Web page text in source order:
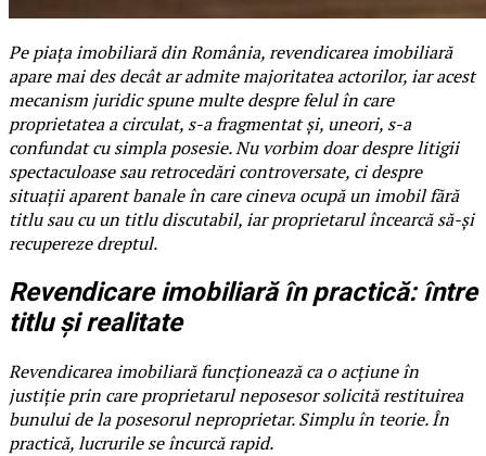
Pe piața imobiliară din România, revendicarea imobiliară
apare mai des decât ar admite majoritatea actorilor, iar acest
mecanism juridic spune multe despre felul în care
proprietatea a circulat, s-a fragmentat și, uneori, s-a
confundat cu simpla posesie. Nu vorbim doar despre litigii
spectaculoase sau retrocedări controversate, ci despre
situații aparent banale în care cineva ocupă un imobil fără
titlu sau cu un titlu discutabil, iar proprietarul încearcă să-și
recupereze dreptul.
Revendicare imobiliară în practică: între
titlu și realitate
Revendicarea imobiliară funcționează ca o acțiune în
justiție prin care proprietarul neposesor solicită restituirea
bunului de la posesorul neproprietar. Simplu în teorie. În
practică, lucrurile se încurcă rapid.